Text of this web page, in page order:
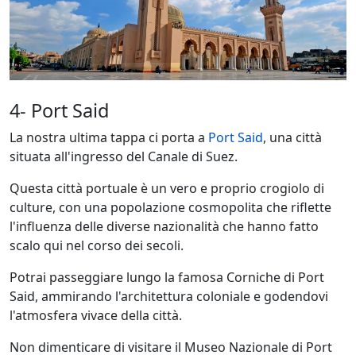
4- Port Said
La nostra ultima tappa ci porta a Port Said, una città
situata all'ingresso del Canale di Suez.
Questa città portuale è un vero e proprio crogiolo di
culture, con una popolazione cosmopolita che riflette
l'influenza delle diverse nazionalità che hanno fatto
scalo qui nel corso dei secoli.
Potrai passeggiare lungo la famosa Corniche di Port
Said, ammirando l'architettura coloniale e godendovi
l'atmosfera vivace della città.
Non dimenticare di visitare il Museo Nazionale di Port